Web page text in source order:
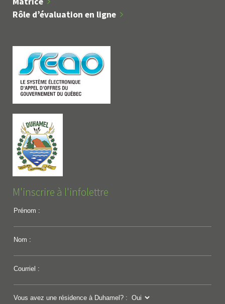
Rôle d’évaluation en ligne
M'inscrire à l'infolettre
Prénom :
Nom :
Courriel :
Vous avez une résidence à Duhamel? :